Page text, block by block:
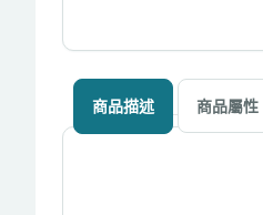
商品描述 商品屬性